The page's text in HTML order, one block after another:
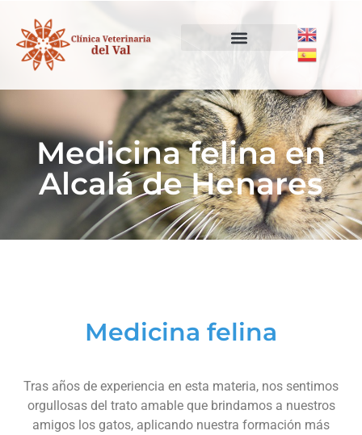
Medicina felina en
Alcalá de Henares
Medicina felina
Tras años de experiencia en esta materia, nos sentimos
orgullosas del trato amable que brindamos a nuestros
amigos los gatos, aplicando nuestra formación más